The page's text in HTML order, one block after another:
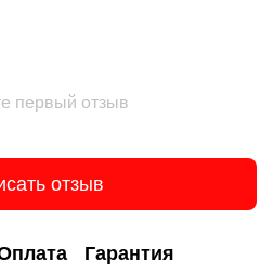
первый отзыв
отзыв
Гарантия